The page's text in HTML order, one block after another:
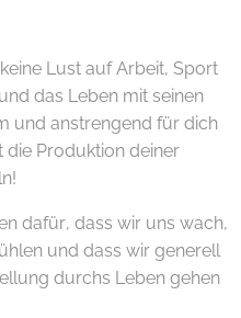
Lust auf Arbeit, Sport
das Leben mit seinen
und anstrengend für dich
die Produktion deiner
dafür, dass wir uns wach,
und dass wir generell
durchs Leben gehen